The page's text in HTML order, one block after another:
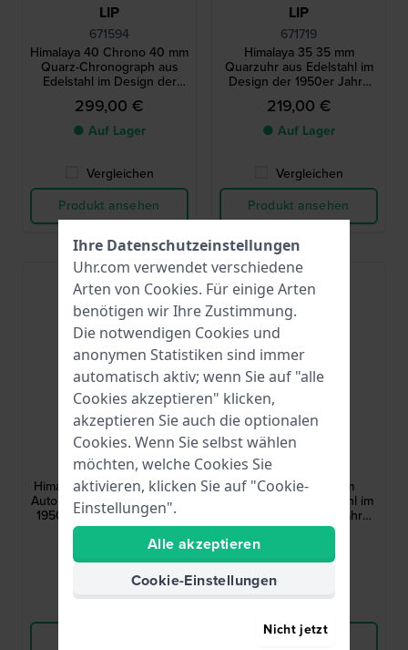
LIP
671594
Himalaya 40 Chrono 40 mm
Quarz-Chronograph aus
Edelstahl im Design der
1950er Jahre mit Datum
299,00 €
● Auf Lager
Vergleichen
Produkt ansehen
LIP
671719
Himalaya 35 35 mm
Quarzuhr aus Edelstahl im
Design der 1950er Jahre
mit Schweizer Uhrwerk
219,00 €
● Auf Lager
Vergleichen
Produkt ansehen
LIP
671681
Himalaya 33 Sablier 33 mm
Automatikuhr im Design der
1950er Jahre mit Sanduhr
und offenem Herz
● Auf Lager
LIP
Himalaya 29 29 mm
Quarzuhr aus Edelstahl im
Design der 1950er Jahre
mit Schweizer Uhrwerk
● Auf Lager
Produkt ansehen
Ihre Datenschutzeinstellungen
Uhr.com verwendet verschiedene
Arten von Cookies. Für einige Arten
benötigen wir Ihre Zustimmung.
Die notwendigen Cookies und
anonymen Statistiken sind immer
automatisch aktiv; wenn Sie auf "alle
Cookies akzeptieren" klicken,
akzeptieren Sie auch die optionalen
Cookies. Wenn Sie selbst wählen
möchten, welche Cookies Sie
aktivieren, klicken Sie auf "Cookie-
Einstellungen".
Alle akzeptieren
Cookie-Einstellungen
Nicht jetzt